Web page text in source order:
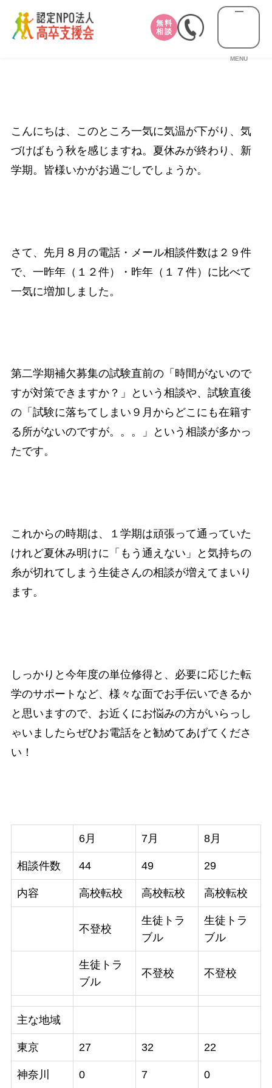
無料
相談
MENU
こんにちは、このところ一気に気温が下がり、気
づけばもう秋を感じますね。夏休みが終わり、新
学期。皆様いかがお過ごしでしょうか。
さて、先月８月の電話・メール相談件数は２９件
で、一昨年（１２件）・昨年（１７件）に比べて
一気に増加しました。
第二学期補欠募集の試験直前の「時間がないので
すが対策できますか？」という相談や、試験直後
の「試験に落ちてしまい９月からどこにも在籍す
る所がないのですが。。。」という相談が多かっ
たです。
これからの時期は、１学期は頑張って通っていた
けれど夏休み明けに「もう通えない」と気持ちの
糸が切れてしまう生徒さんの相談が増えてまいり
ます。
しっかりと今年度の単位修得と、必要に応じた転
学のサポートなど、様々な面でお手伝いできるか
と思いますので、お近くにお悩みの方がいらっし
ゃいましたらぜひお電話をと勧めてあげてくださ
い！
6月 7月 8月
相談件数 44 49 29
内容 高校転校 高校転校 高校転校
不登校
生徒トラ
ブル
生徒トラ
ブル
生徒トラ
ブル
不登校 不登校
主な地域
東京 27 32 22
神奈川 0 7 0